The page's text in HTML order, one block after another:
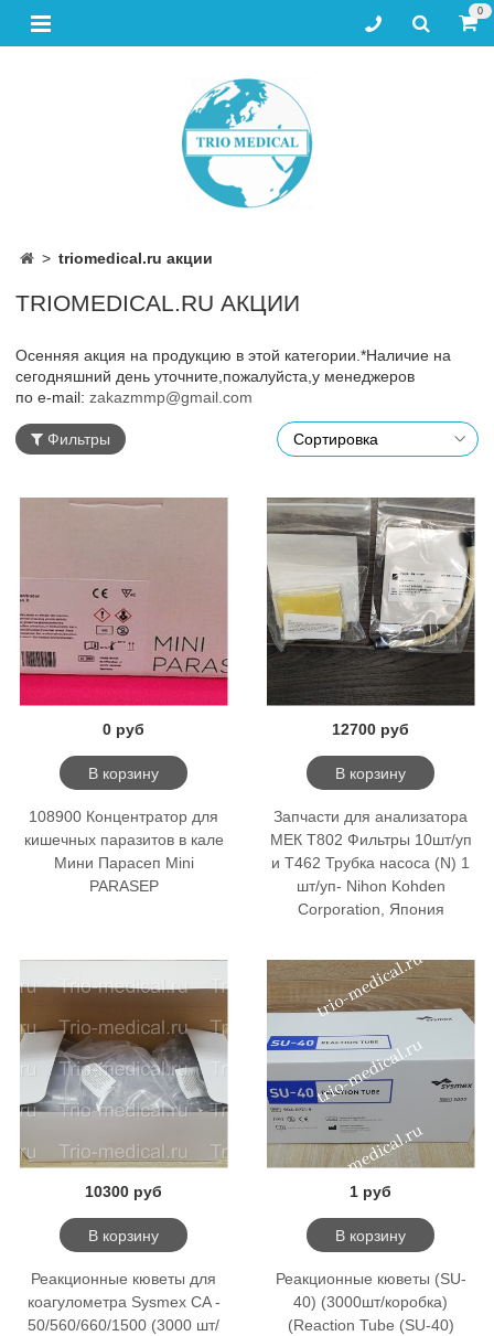
0
triomedical.ru акции
TRIOMEDICAL.RU АКЦИИ
Осенняя акция на продукцию в этой категории. *Наличие на
сегодняшний день уточните,пожалуйста,у менеджеров
по e-mail: zakazmmp@gmail.com
Фильтры
0 руб
В корзину
108900 Концентратор для
кишечных паразитов в кале
Мини Парасеп Mini
PARASEP
12700 руб
В корзину
Запчасти для анализатора
МЕК T802 Фильтры 10шт/уп
и T462 Трубка насоса (N) 1
шт/уп- Nihon Kohden
Corporation, Япония
10300 руб
В корзину
Реакционные кюветы для
коагулометра Sysmex CA -
50/560/660/1500 (3000 шт/
1 руб
В корзину
Реакционные кюветы (SU-
40) (3000шт/коробка)
(Reaction Tube (SU-40)